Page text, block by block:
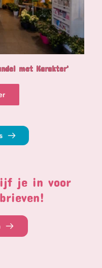
met Karakter'
je in voor